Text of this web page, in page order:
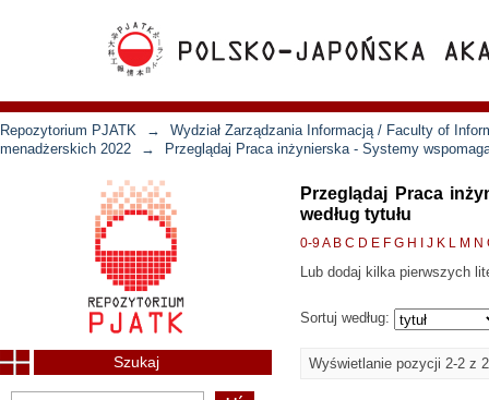
Repozytorium PJATK →
Wydział Zarządzania Informacją / Faculty of
menadżerskich 2022
→ Przeglądaj Praca inżynierska - Systemy
Przeglądaj Praca
według tytułu
0-9A B C D E F G H J K L M N
Lub dodaj kilka pierwszych
Sortuj według:
Wyświetlanie pozycji 2-2 z 2
Szukaj